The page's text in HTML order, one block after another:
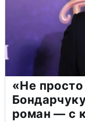
«Не
роман — с